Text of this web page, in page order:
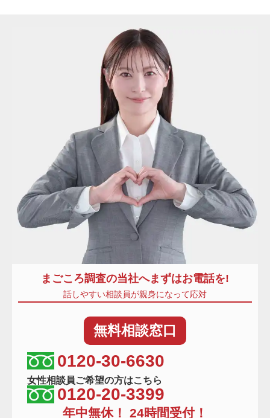
まごころ調査の当社へまずはお電話を!
話しやすい相談員が親身になって応対
無料相談窓口
0120-30-6630
女性相談員ご希望の方はこちら
0120-20-3399
年中無休！ 24時間受付！